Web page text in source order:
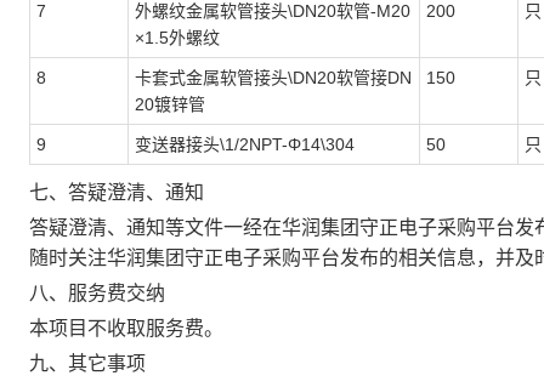
7
外螺纹金属软管接头\DN20软管-M20
×1.5外螺纹
200 只
8
卡套式金属软管接头\DN20软管接DN
20镀锌管
150 只
9 变送器接头\1/2NPT-Φ14\304 50 只
七、答疑澄清、通知
答疑澄清、通知等文件一经在华润集团守正电子采购平台
随时关注华润集团守正电子采购平台发布的相关信息，并及
八、服务费交纳
本项目不收取服务费。
九、其它事项